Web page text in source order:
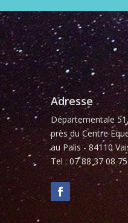
Adresse
Départementale 51,
près du Centre
au Palis - 84110
Tel : 07 88 37 08 75